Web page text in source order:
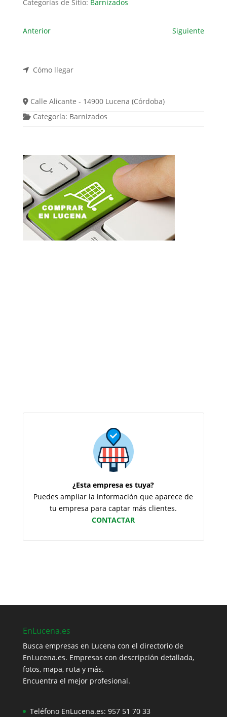
Categorías de Sitio: Barnizados
Anterior Siguiente
Cómo llegar
Calle Alicante - 14900 Lucena (Córdoba)
Categoría: Barnizados
¿Esta empresa es tuya?
Puedes ampliar la información que aparece de
tu empresa para captar más clientes.
CONTACTAR
EnLucena.es
Busca empresas en Lucena con el directorio de
EnLucena.es. Empresas con descripción detallada,
fotos, mapa, ruta y más.
Encuentra el mejor profesional.
Teléfono EnLucena.es: 957 51 70 33